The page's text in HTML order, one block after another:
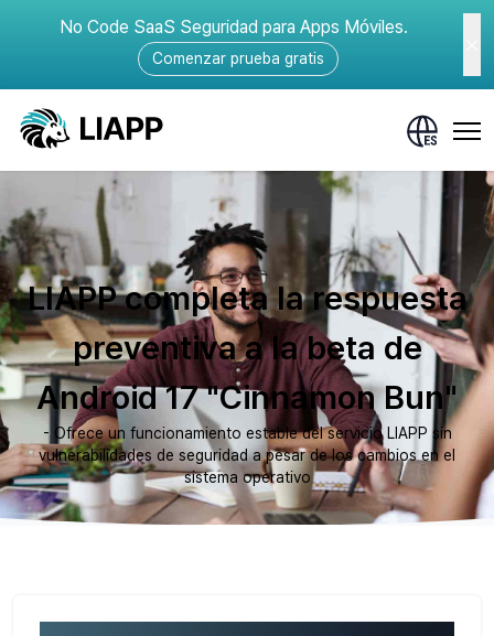
No Code SaaS Seguridad para Apps Móviles.
Comenzar prueba gratis
LIAPP completa la respuesta
preventiva a la beta de
Android 17 "Cinnamon Bun"
- Ofrece un funcionamiento estable del servicio LIAPP sin
vulnerabilidades de seguridad a pesar de los cambios en el
sistema operativo